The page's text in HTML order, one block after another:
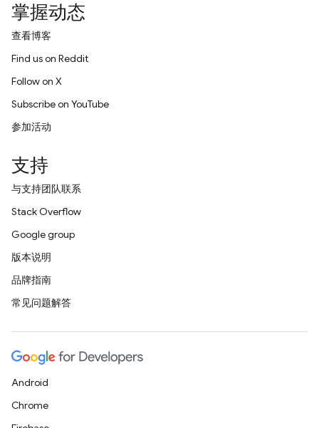
掌握动态
查看博客
Find us on Reddit
Follow on X
Subscribe on YouTube
参加活动
支持
与支持团队联系
Stack Overflow
Google group
版本说明
品牌指南
常见问题解答
Android
Chrome